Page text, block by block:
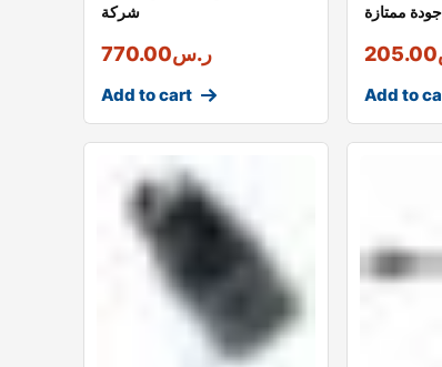
شركة
ر.س770.00
Add to cart
جودة ممتازة
205.00
Add to